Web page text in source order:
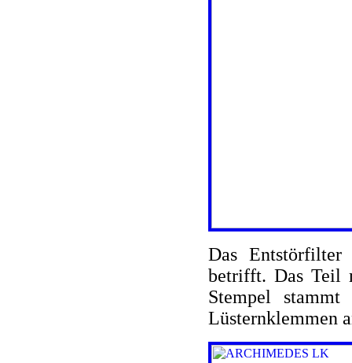
Das
betrifft. Das Teil
Stempel
Lüsternklemmen